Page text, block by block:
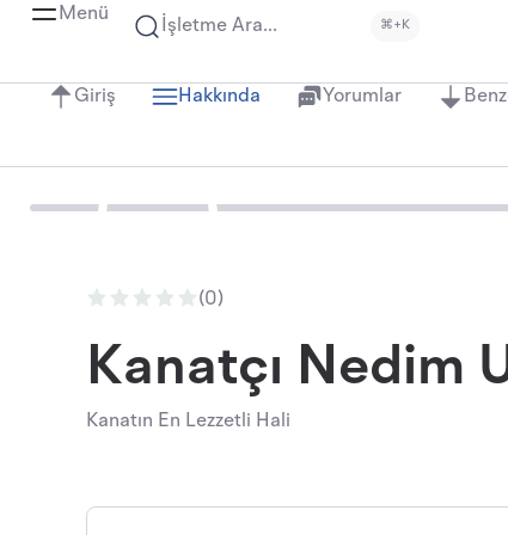
Menü
İşletme Ara... ⌘+K
Giriş Hakkında Yorumlar
(0)
Kanatçı Nedim
Kanatın En Lezzetli Hali